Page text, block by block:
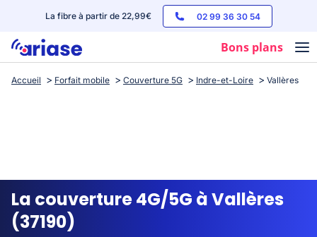
La fibre à partir de 22,99€ 02 99 36 30 54
Bons plans
Box internet
Streaming
Accueil Forfait mobile Couverture 5G Indre-et-Loire Vallères
La couverture 4G/5G à Vallères
(37190)